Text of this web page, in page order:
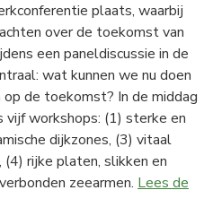
plaats, waarbij
over de toekomst van
een paneldiscussie in de
wat kunnen we nu doen
de toekomst? In de middag
workshops: (1) sterke en
dijkzones, (3) vitaal
rijke platen, slikken en
zeearmen. Lees de